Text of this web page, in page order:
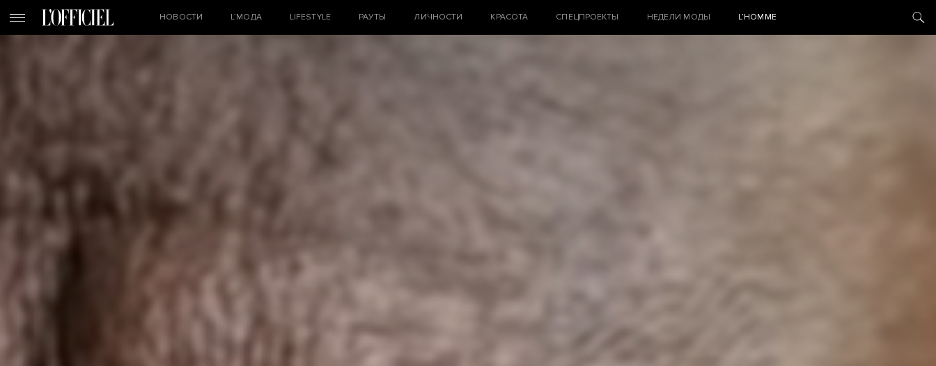
НОВОСТИ L’МОДА LIFESTYLE РАУТЫ ЛИЧНОСТИ КРАСОТА СПЕЦПРОЕКТЫ НЕДЕЛИ МОДЫ L’HOMME